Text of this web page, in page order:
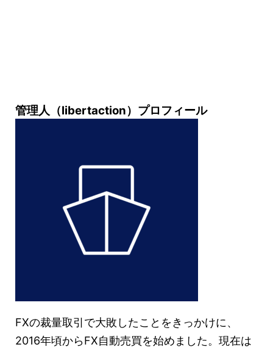
管理人（libertaction）プロフィール
FXの裁量取引で大敗したことをきっかけに、
2016年頃からFX自動売買を始めました。現在は